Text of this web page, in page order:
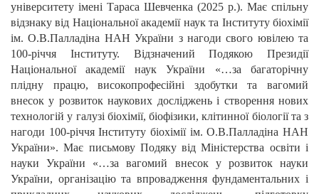
університету імені Тараса Шевченка (2025 р.). Має спільну
відзнаку від Національної академії наук та Інституту біохімії
ім. О.В.Палладіна НАН України з нагоди свого ювілею та
100-річчя Інституту. Відзначений Подякою Президії
Національної академії наук України «…за багаторічну
плідну працю, високопрофесійні здобутки та вагомий
внесок у розвиток наукових досліджень і створення нових
технологій у галузі біохімії, біофізики, клітинної біології та з
нагоди 100-річчя Інституту біохімії ім. О.В.Палладіна НАН
України». Має письмову Подяку від Міністерства освіти і
науки України «…за вагомий внесок у розвиток науки
України, організацію та впровадження фундаментальних і